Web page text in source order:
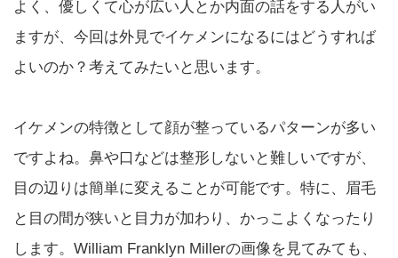
よく、優しくて心が広い人とか内面の話をする人がい
ますが、今回は外見でイケメンになるにはどうすれば
よいのか？考えてみたいと思います。
イケメンの特徴として顔が整っているパターンが多い
ですよね。鼻や口などは整形しないと難しいですが、
目の辺りは簡単に変えることが可能です。特に、眉毛
と目の間が狭いと目力が加わり、かっこよくなったり
します。William Franklyn Millerの画像を見てみても、